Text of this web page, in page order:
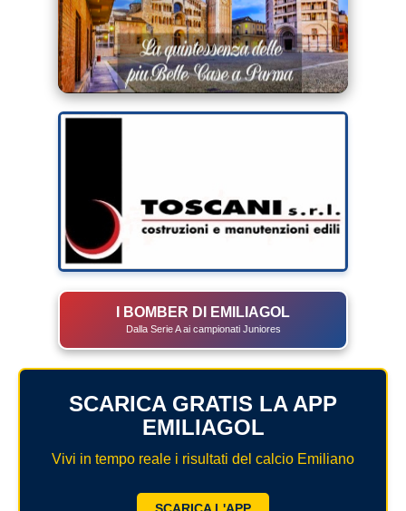
I BOMBER DI EMILIAGOL
Dalla Serie A ai campionati Juniores
SCARICA GRATIS LA APP
EMILIAGOL
Vivi in tempo reale i risultati del calcio Emiliano